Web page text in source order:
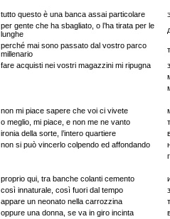
tutto questo è una banca assai particolare
per gente che ha sbagliato, o l’ha tirata per le
lunghe
perché mai sono passato dal vostro parco
millenario
fare acquisti nei vostri magazzini mi ripugna
non mi piace sapere che voi ci vivete
o meglio, mi piace, e non me ne vanto
ironia della sorte, l’intero quartiere
non si può vincerlo colpendo ed affondando
proprio qui, tra banche colanti cemento
così innaturale, così fuori dal tempo
appare un neonato nella carrozzina
oppure una donna, se va in giro incinta